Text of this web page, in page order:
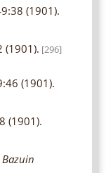
(1901).
(1901). [296]
(1901).
(1901).
Bazuin